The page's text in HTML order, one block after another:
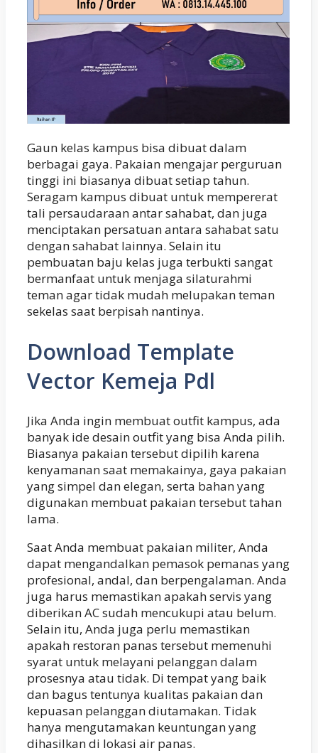
Gaun kelas kampus bisa dibuat dalam
berbagai gaya. Pakaian mengajar perguruan
tinggi ini biasanya dibuat setiap tahun.
Seragam kampus dibuat untuk mempererat
tali persaudaraan antar sahabat, dan juga
menciptakan persatuan antara sahabat satu
dengan sahabat lainnya. Selain itu
pembuatan baju kelas juga terbukti sangat
bermanfaat untuk menjaga silaturahmi
teman agar tidak mudah melupakan teman
sekelas saat berpisah nantinya.
Download Template
Vector Kemeja Pdl
Jika Anda ingin membuat outfit kampus, ada
banyak ide desain outfit yang bisa Anda pilih.
Biasanya pakaian tersebut dipilih karena
kenyamanan saat memakainya, gaya pakaian
yang simpel dan elegan, serta bahan yang
digunakan membuat pakaian tersebut tahan
lama.
Saat Anda membuat pakaian militer, Anda
dapat mengandalkan pemasok pemanas yang
profesional, andal, dan berpengalaman. Anda
juga harus memastikan apakah servis yang
diberikan AC sudah mencukupi atau belum.
Selain itu, Anda juga perlu memastikan
apakah restoran panas tersebut memenuhi
syarat untuk melayani pelanggan dalam
prosesnya atau tidak. Di tempat yang baik
dan bagus tentunya kualitas pakaian dan
kepuasan pelanggan diutamakan. Tidak
hanya mengutamakan keuntungan yang
dihasilkan di lokasi air panas.